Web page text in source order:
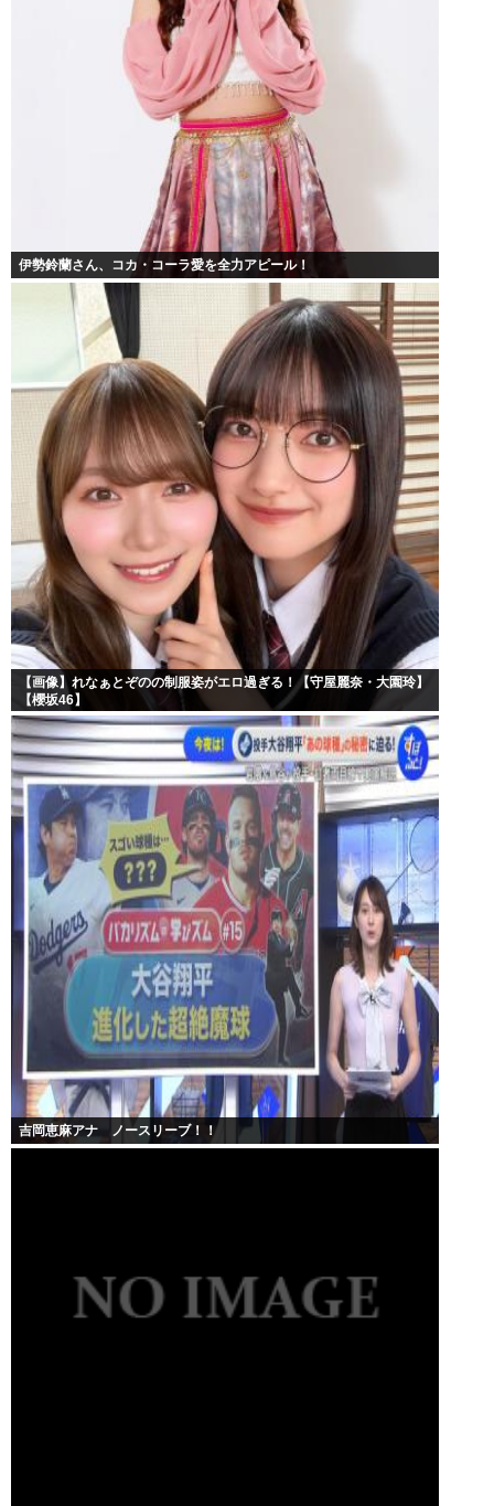
伊勢鈴蘭さん、コカ・コーラ愛を全力アピール！
【画像】れなぁとぞのの制服姿がエロ過ぎる！【守屋麗奈・大園玲】
【櫻坂46】
吉岡恵麻アナ ノースリーブ！！